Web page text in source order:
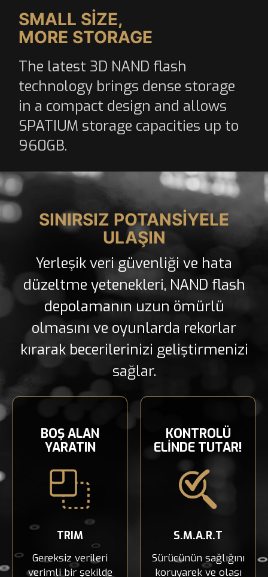
SMALL SIZE,
MORE STORAGE
The latest 3D NAND flash
technology brings dense storage
in a compact design and allows
SPATIUM storage capacities up to
960GB.
SINIRSIZ POTANSİYELE
ULAŞIN
Yerleşik veri güvenliği ve hata
düzeltme yetenekleri, NAND flash
depolamanın uzun ömürlü
olmasını ve oyunlarda rekorlar
kırarak becerilerinizi geliştirmenizi
sağlar.
BOŞ ALAN
YARATIN
TRIM
Gereksiz verileri
verimli bir şekilde
KONTROLÜ
ELİNDE TUTAR!
S.M.A.R.T
Sürücünün sağlığını
koruyarek ve olası